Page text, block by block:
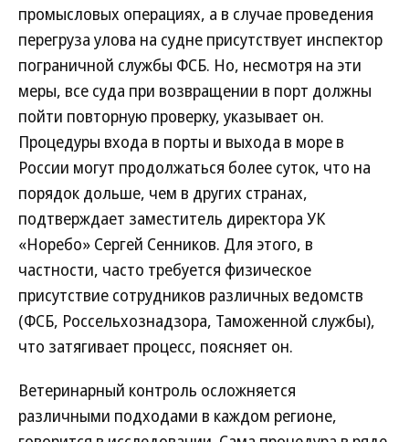
промысловых операциях, а в случае проведения
перегруза улова на судне присутствует инспектор
пограничной службы ФСБ. Но, несмотря на эти
меры, все суда при возвращении в порт должны
пойти повторную проверку, указывает он.
Процедуры входа в порты и выхода в море в
России могут продолжаться более суток, что на
порядок дольше, чем в других странах,
подтверждает заместитель директора УК
«Норебо» Сергей Сенников. Для этого, в
частности, часто требуется физическое
присутствие сотрудников различных ведомств
(ФСБ, Россельхознадзора, Таможенной службы),
что затягивает процесс, поясняет он.
Ветеринарный контроль осложняется
различными подходами в каждом регионе,